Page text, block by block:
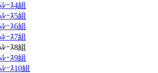
ｰｽ4組
ｰｽ5組
ｰｽ6組
ｰｽ7組
ｰｽ8組
ｰｽ9組
ｰｽ10組